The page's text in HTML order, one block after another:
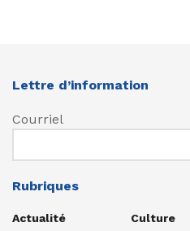
Lettre d’information
Courriel
Rubriques
Actualité
Culture